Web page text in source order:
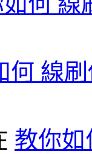
何 線
教你如